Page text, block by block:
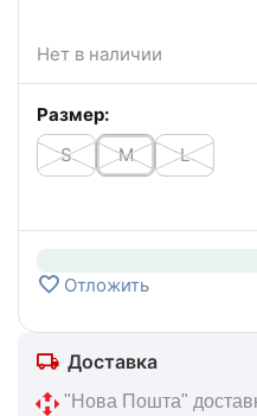
Нет в наличии
Размер:
S
M L
Отложить
Доставка
"Нова Пошта"